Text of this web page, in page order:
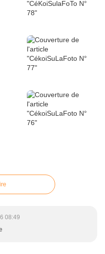
08:49